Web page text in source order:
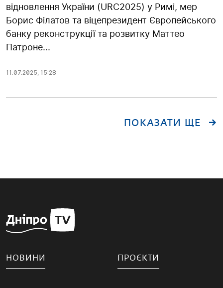
відновлення України (URC2025) у Римі, мер
Борис Філатов та віцепрезидент Європейського
банку реконструкції та розвитку Маттео
Патроне...
11.07.2025, 15:28
ПОКАЗАТИ ЩЕ
НОВИНИ ПРОЄКТИ